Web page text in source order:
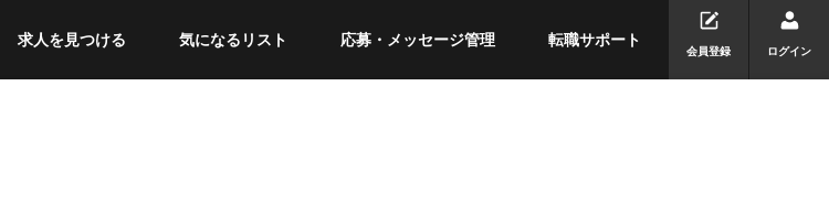
求人を見つける 気になるリスト 応募・メッセージ管理 転職サポート
会員登録 ログイン